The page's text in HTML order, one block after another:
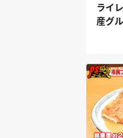
ライ
産グ